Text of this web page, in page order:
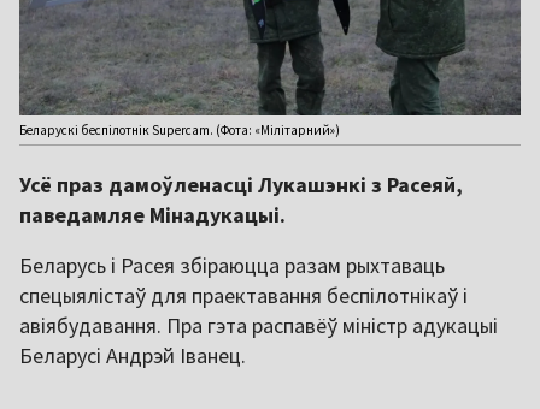
Беларускі беспілотнік Supercam. (Фота: «Мілітарний»)
Усё праз дамоўленасці Лукашэнкі з Расеяй,
паведамляе Мінадукацыі.
Беларусь і Расея збіраюцца разам рыхтаваць
спецыялістаў для праектавання беспілотнікаў і
авіябудавання. Пра гэта распавёў міністр адукацыі
Беларусі Андрэй Іванец.